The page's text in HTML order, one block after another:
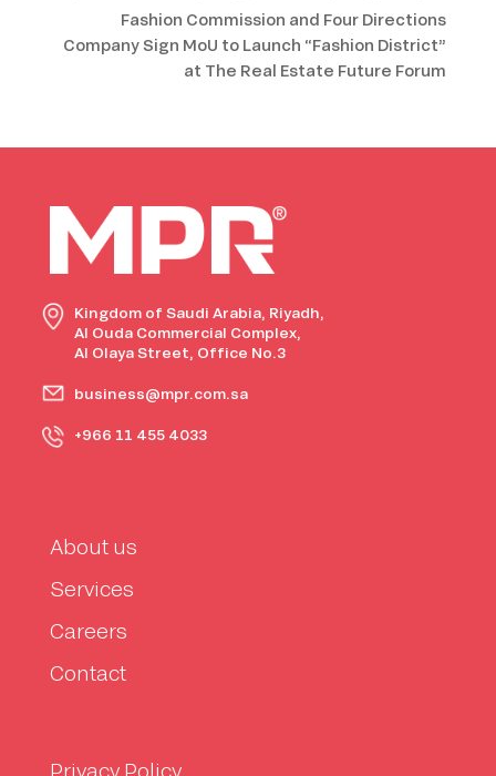
Fashion Commission and Four Directions
Company Sign MoU to Launch “Fashion District”
at The Real Estate Future Forum
Kingdom of Saudi Arabia, Riyadh,
Al Ouda Commercial Complex,
Al Olaya Street, Office No.3
business@mpr.com.sa
+966 11 455 4033
About us
Services
Careers
Contact
Privacy Policy